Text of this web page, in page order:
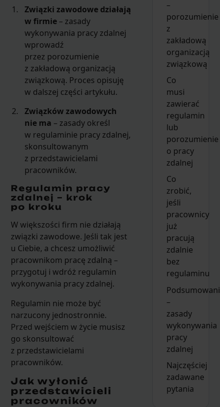
Związki zawodowe działają
w firmie – zasady
wykonywania pracy zdalnej
wprowadź
przez porozumienie
z zakładową organizacją
związkową. Proces opisuję
w dalszej części artykułu.
Związków zawodowych
nie ma – zasady określ
w regulaminie pracy zdalnej,
skonsultowanym
z przedstawicielami
pracowników.
Regulamin pracy
zdalnej – krok
po kroku
W większości firm nie działają
związki zawodowe. Jeśli tak jest
u Ciebie, a chcesz umożliwić
pracownikom pracę zdalną –
przygotuj i wdróż regulamin
wykonywania pracy zdalnej.
Regulamin nie może być
narzucony jednostronnie.
Przed wejściem w życie musisz
go skonsultować
z przedstawicielami
pracowników.
Jak wyłonić
przedstawicieli
pracowników
–
porozumienie
z
zakładową
organizacją
związkową
Co
musi
zawierać
regulamin
lub
porozumienie
o pracy
zdalnej
Co
zrobić,
jeśli
pracownicy
już
pracują
zdalnie
bez
regulaminu
–
zasady
wykonywania
pracy
zdalnej
Najczęściej
zadawane
pytania